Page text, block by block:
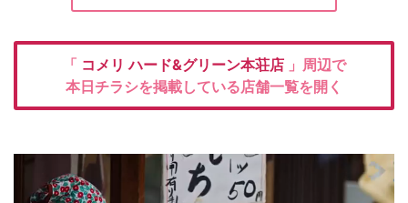
「 コメリハード&グリーン本荘店 」周辺で
本日チラシを掲載している店舗一覧を開く